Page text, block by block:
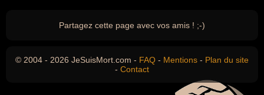
Partagez cette page avec vos amis ! ;-)
© 2004 - 2026 JeSuisMort.com - FAQ - Mentions - Plan du site
- Contact